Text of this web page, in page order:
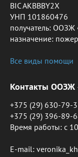
BIC AKBBBY2X
УНП 101860476
получатель: ООЗЖ
назначение:
Все виды помощи
Контакты ООЗЖ
+375 (29) 630-79-
+375 (29) 396-89-
Время работы: c
E-mail: